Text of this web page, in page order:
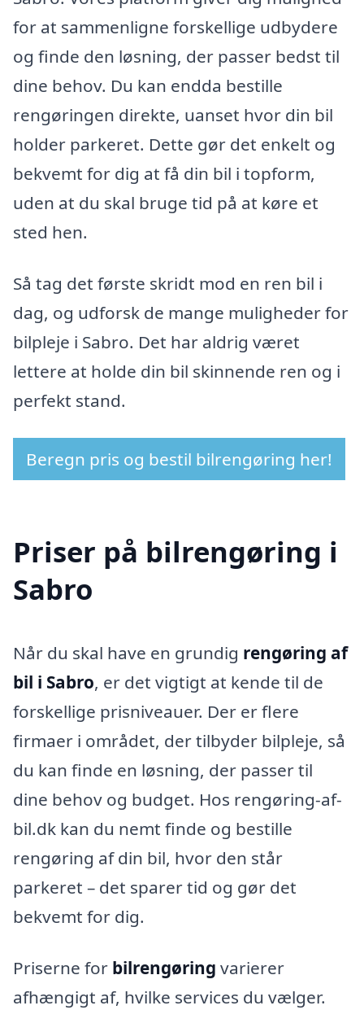
for at sammenligne forskellige udbydere
og finde den løsning, der passer bedst til
dine behov. Du kan endda bestille
rengøringen direkte, uanset hvor din bil
holder parkeret. Dette gør det enkelt og
bekvemt for dig at få din bil i topform,
uden at du skal bruge tid på at køre et
sted hen.
Så tag det første skridt mod en ren bil i
dag, og udforsk de mange muligheder for
bilpleje i Sabro. Det har aldrig været
lettere at holde din bil skinnende ren og i
perfekt stand.
Beregn pris og bestil bilrengøring her!
Priser på bilrengøring i
Sabro
Når du skal have en grundig rengøring af
bil i Sabro, er det vigtigt at kende til de
forskellige prisniveauer. Der er flere
firmaer i området, der tilbyder bilpleje, så
du kan finde en løsning, der passer til
dine behov og budget. Hos rengøring-af-
bil.dk kan du nemt finde og bestille
rengøring af din bil, hvor den står
parkeret – det sparer tid og gør det
bekvemt for dig.
Priserne for bilrengøring varierer
afhængigt af, hvilke services du vælger.